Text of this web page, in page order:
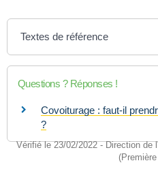
Vérifié le 23/02/2022 - Direction de
Textes de référence
Questions ? Réponses !
Covoiturage : faut-il
?